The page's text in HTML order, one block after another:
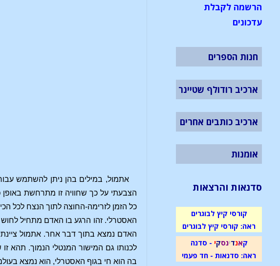
אתמול, במילים בהן ניתן להשתמש
הצבעתי על כך שחוויה זו מתרחשת
כל הזמן לזרימה-החוצה לתוך הנצח לכל
האסטרלי. זהו הרגע בו האדם מתחיל לחוש
האדם נמצא בתוך דבר אחר. אתמול
לכנותו גם המישור המנטלי הנמוך. תהא
בה הוא חי בגוף האסטרלי, הוא נמצא
הרשמה לקבלת
עדכונים
חנות הספרים
ארכיב רודולף שטיינר
ארכיב כותבים אחרים
אומנות
סדנאות והרצאות
קורסי קיץ לבוגרים
ראה: קורסי קיץ לבוגרים
קאנדינסקי - סדנה
ראה: סדנאות - חד פעמי